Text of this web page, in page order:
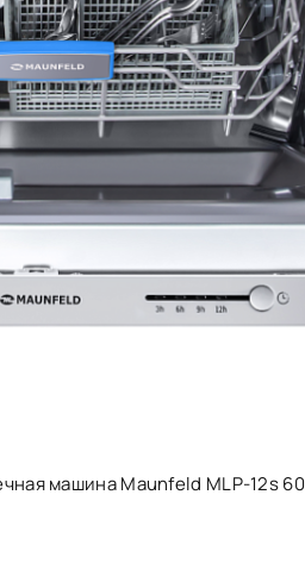
машина Maunfeld MLP-12s 60